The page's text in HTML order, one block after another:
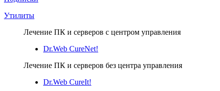
Утилиты
Лечение ПК и серверов с центром управления
Dr.Web CureNet!
Лечение ПК и серверов без центра управления
Dr.Web CureIt!